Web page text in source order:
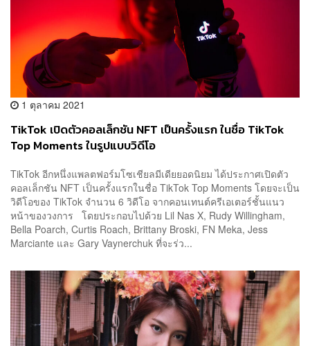
1 ตุลาคม 2021
TikTok เปิดตัวคอลเล็กชัน NFT เป็นครั้งแรก ในชื่อ TikTok
Top Moments ในรูปแบบวิดีโอ
TikTok อีกหนึ่งแพลตฟอร์มโซเชียลมีเดียยอดนิยม ได้ประกาศเปิดตัว
คอลเล็กชัน NFT เป็นครั้งแรกในชื่อ TikTok Top Moments โดยจะเป็น
วิดีโอของ TikTok จำนวน 6 วิดีโอ จากคอนเทนต์ครีเอเตอร์ชั้นแนว
หน้าของวงการ โดยประกอบไปด้วย Lil Nas X, Rudy Willingham,
Bella Poarch, Curtis Roach, Brittany Broski, FN Meka, Jess
Marciante และ Gary Vaynerchuk ที่จะร่ว...